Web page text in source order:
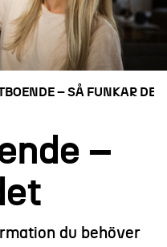
– SÅ FUNKAR DET
–
du behöver